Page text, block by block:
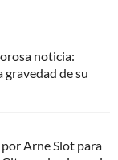
noticia:
de su
Arne Slot para